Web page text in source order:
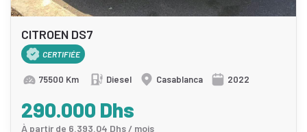
CITROEN DS7
CERTIFIÉE
75500 Km Diesel Casablanca 2022
290.000 Dhs
À partir de 6.393.04 Dhs / mois